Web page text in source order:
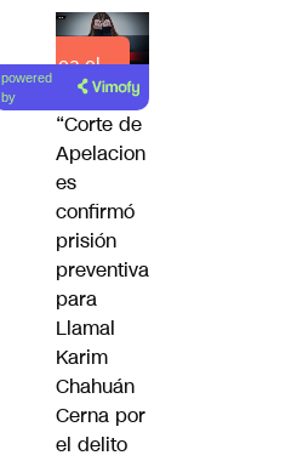
Lea el
artículo
powered
by
“Corte de
Apelacion
es
confirmó
prisión
preventiva
para
Llamal
Karim
Chahuán
Cerna por
el delito